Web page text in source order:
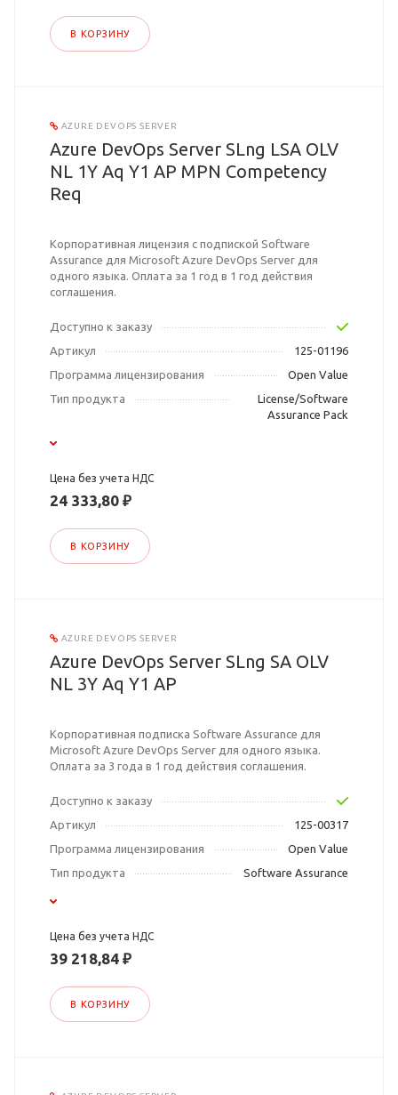
В КОРЗИНУ
AZURE DEVOPS SERVER
Azure DevOps Server SLng LSA OLV
NL 1Y Aq Y1 AP MPN Competency
Req
Корпоративная лицензия с подпиской Software
Assurance для Microsoft Azure DevOps Server для
одного языка. Оплата за 1 год в 1 год действия
соглашения.
Доступно к заказу
Артикул
125-01196
Программа лицензирования
Open Value
Тип продукта
License/Software
Assurance Pack
Цена без учета НДС
24 333,80 ₽
В КОРЗИНУ
AZURE DEVOPS SERVER
Azure DevOps Server SLng SA OLV
NL 3Y Aq Y1 AP
Корпоративная подписка Software Assurance для
Microsoft Azure DevOps Server для одного языка.
Оплата за 3 года в 1 год действия соглашения.
Доступно к заказу
Артикул
125-00317
Программа лицензирования
Open Value
Тип продукта
Software Assurance
Цена без учета НДС
39 218,84 ₽
В КОРЗИНУ